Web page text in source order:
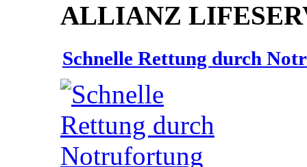
ALLIANZ
Schnelle Rettung durch